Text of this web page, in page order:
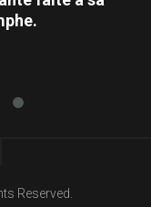
Reserved.